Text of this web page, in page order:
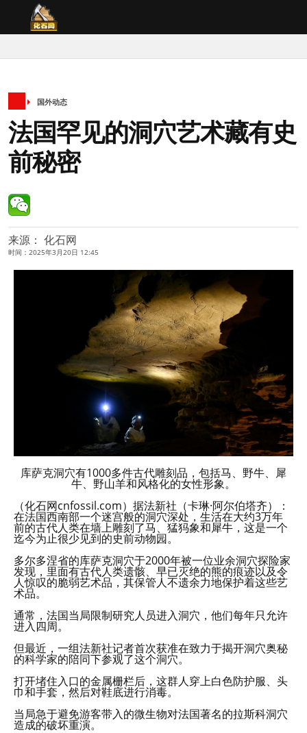
国外动态
法国罕见的洞穴艺术藏有史
前秘密
来源： 化石网
时间：2025年3月20日 12:45
库萨克洞穴有1000多件古代雕刻品，包括马、野牛、犀
牛、野山羊和风格化的女性形象。
（化石网cnfossil.com）据法新社（卡琳·阿尔伯塔齐）：
在法国西南部一个迷宫般的洞穴深处，生活在大约3万年
前的古代人类在墙上雕刻了马、猛犸象和犀牛，这是一个
迄今为止很少见到的史前动物园。
多尔多涅省的库萨克洞穴于2000年被一位业余洞穴探险家
发现，里面有古代人类遗骸、早已灭绝的熊的痕迹以及令
人惊叹的脆弱艺术品，其保管人不遗余力地保护着这些艺
术品。
通常，法国当局限制研究人员进入洞穴，他们每年只允许
进入四周。
但最近，一组法新社记者首次获准在致力于揭开洞穴奥秘
的科学家的陪同下参观了这个洞穴。
打开堵住入口的金属栅栏后，这群人穿上白色防护服、头
巾和手套，然后对鞋底进行消毒。
当局急于避免游客带入的微生物对法国著名的拉斯科洞穴
造成的破坏重演。